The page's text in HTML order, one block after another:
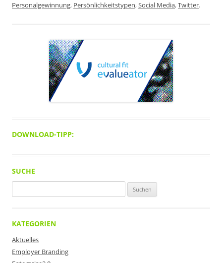
Personalgewinnung, Persönlichkeitstypen,Social Media,Twitter.
DOWNLOAD-TIPP:
SUCHE
nach:
KATEGORIEN
Aktuelles
Employer Branding